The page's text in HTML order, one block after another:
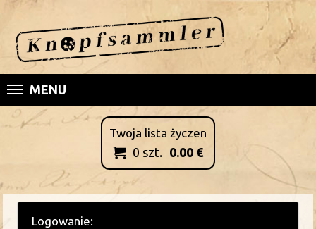
MENU
Twoja lista życzen
 0 szt. 0.00 €
Logowanie: